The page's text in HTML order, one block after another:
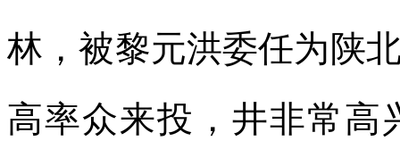
林，被黎元洪委任为陕
高率众来投，井非常高